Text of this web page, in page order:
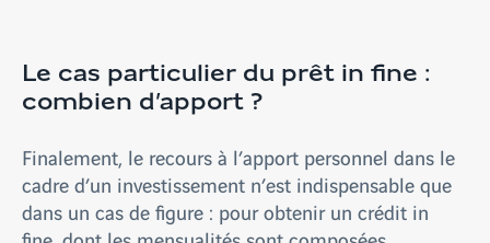
Le cas particulier du prêt in fine :
combien d’apport ?
Finalement, le recours à l’apport personnel dans le
cadre d’un investissement n’est indispensable que
dans un cas de figure : pour obtenir un crédit in